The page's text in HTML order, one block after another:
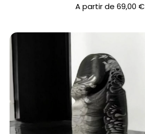
A partir de69,00€